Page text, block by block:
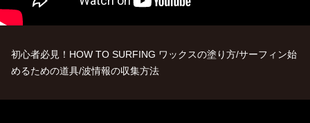
初心者必見！HOW TO SURFING ワックスの塗り方/サーフィン始
めるための道具/波情報の収集方法